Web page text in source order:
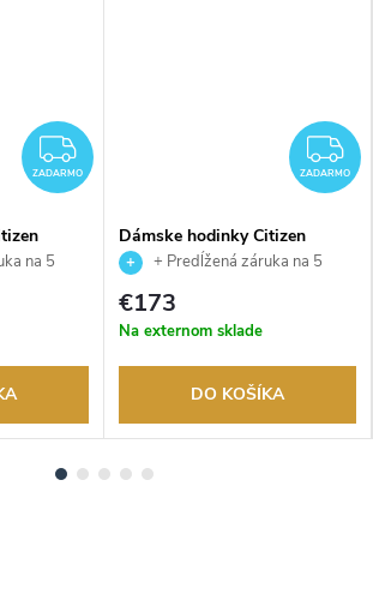
ZADARMO
ZADARMO
na 5
ZADARMO
Dámske hodinky Citizen
FE1243-83A
+ Predĺžená záruka na 5
rokov. Až 100 dní na vrátenie
tovaru. Autorizovaný predajca.
€173
Na externom sklade
DO KOŠÍKA